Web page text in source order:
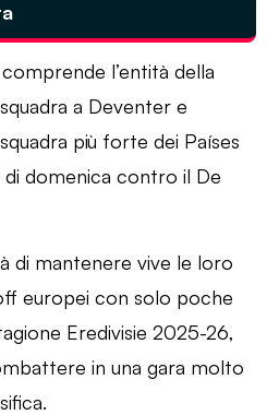
l’entità della
a Deventer e
più forte dei Países
di domenica contro il De
di mantenere vive le loro
europei con solo poche
Eredivisie 2025-26,
in una gara molto